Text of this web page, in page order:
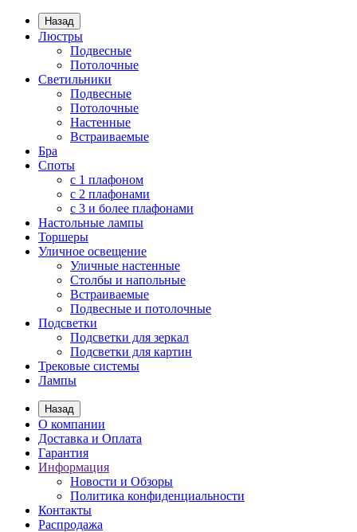
Назад
Люстры
Подвесные
Потолочные
Светильники
Подвесные
Потолочные
Настенные
Встраиваемые
Бра
Споты
с 1 плафоном
с 2 плафонами
с 3 и более плафонами
Настольные лампы
Торшеры
Уличное освещение
Уличные настенные
Столбы и напольные
Встраиваемые
Подвесные и потолочные
Подсветки
Подсветки для зеркал
Подсветки для картин
Трековые системы
Лампы
Назад
О компании
Доставка и Оплата
Гарантия
Информация
Новости и Обзоры
Политика конфиденциальности
Контакты
Распродажа